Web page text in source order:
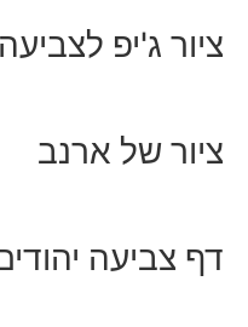
ציור ג'יפ לצביעה
ציור של ארנב
דף צביעה